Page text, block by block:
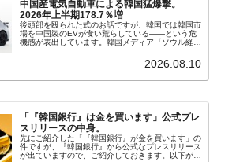
中国産電気自動車による韓国猛爆撃。
2026年上半期178.7％増
後頭部を殴られた式のお話ですが、韓国では韓国市
場を中国製のEVが食い荒らしている――という危
機感が表出しています。韓国メディア『ソウル経
ルは「中国EVの大攻勢…東風もプジョーと手を組
2026.08.10
「『韓国銀行』は金を買います」公式プレ
スリリースの中身。
先にご紹介した「『韓国銀行』が金を買います」の
件ですが、『韓国銀行』から公式なプレスリリース
が出ていますので、ご紹介しておきます。以下が全